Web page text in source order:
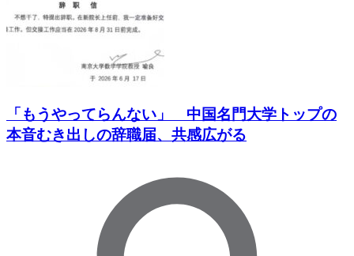
「もうやってらんない」 中国名門大学トップの
本音むき出しの辞職届、共感広がる